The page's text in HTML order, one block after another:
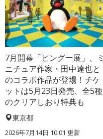
7月開幕「ピングー展」、ミ
ニチュア作家・田中達也と
のコラボ作品が登場！チケ
ットは5月23日発売、全5種
のクリアしおり特典も
東京都
2026年7月14日 10:01 更新